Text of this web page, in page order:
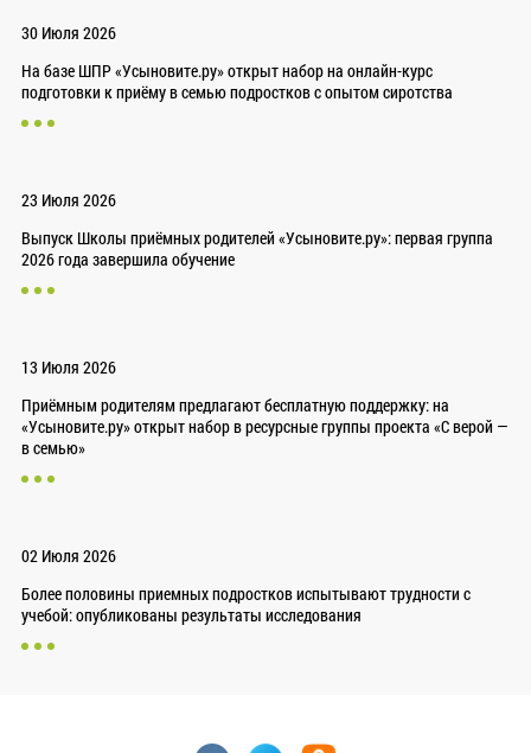
30 Июля 2026
На базе ШПР «Усыновите.ру» открыт набор на онлайн-курс
подготовки к приёму в семью подростков с опытом сиротства
23 Июля 2026
Выпуск Школы приёмных родителей «Усыновите.ру»: первая группа
2026 года завершила обучение
13 Июля 2026
Приёмным родителям предлагают бесплатную поддержку: на
«Усыновите.ру» открыт набор в ресурсные группы проекта «С верой —
в семью»
02 Июля 2026
Более половины приемных подростков испытывают трудности с
учебой: опубликованы результаты исследования